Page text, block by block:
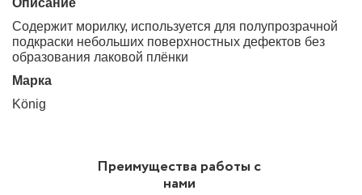
Описание
Содержит морилку, используется для полупрозрачной
подкраски небольших поверхностных дефектов без
образования лаковой плёнки
Марка
König
Преимущества работы с
нами